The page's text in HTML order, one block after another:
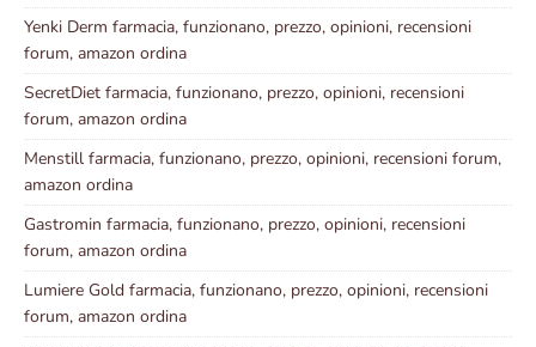
Yenki Derm farmacia, funzionano, prezzo, opinioni, recensioni
forum, amazon ordina
SecretDiet farmacia, funzionano, prezzo, opinioni, recensioni
forum, amazon ordina
Menstill farmacia, funzionano, prezzo, opinioni, recensioni forum,
amazon ordina
Gastromin farmacia, funzionano, prezzo, opinioni, recensioni
forum, amazon ordina
Lumiere Gold farmacia, funzionano, prezzo, opinioni, recensioni
forum, amazon ordina